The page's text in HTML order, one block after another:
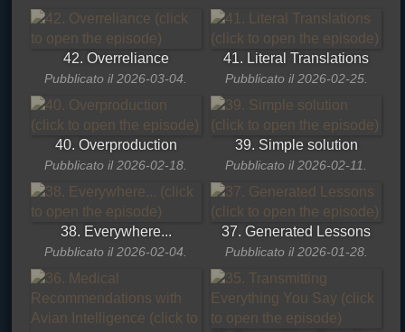
42. Overreliance
Pubblicato il 2026-03-04.
41. Literal Translations
Pubblicato il 2026-02-25.
40. Overproduction
Pubblicato il 2026-02-18.
39. Simple solution
Pubblicato il 2026-02-11.
38. Everywhere...
Pubblicato il 2026-02-04.
37. Generated Lessons
Pubblicato il 2026-01-28.